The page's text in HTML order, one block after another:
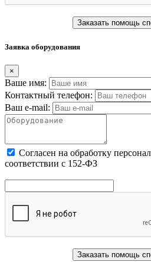
Заказать помощь
Заявка оборудования
×
Ваше имя:
Контактный телефон:
Ваш e-mail:
Cогласен на обработку
соответствии с 152-ФЗ
Заказать помощь